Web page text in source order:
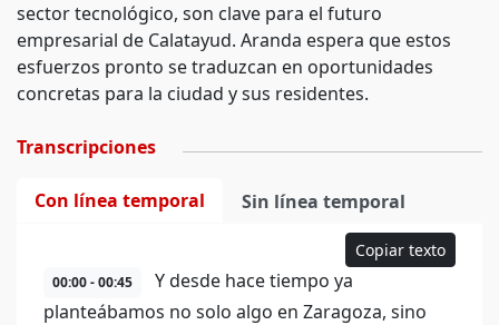
sector tecnológico, son clave para el futuro
empresarial de Calatayud. Aranda espera que estos
esfuerzos pronto se traduzcan en oportunidades
concretas para la ciudad y sus residentes.
Transcripciones
Con línea temporal Sin línea temporal
Copiar texto
00:00 - 00:45
Y desde hace tiempo ya
planteábamos no solo algo en Zaragoza, sino